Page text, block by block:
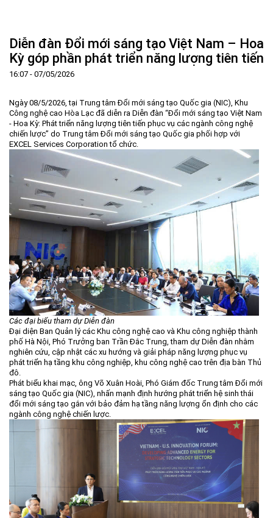
Lịch sử hình thành và phát triển
Tầm nhìn - Sứ mệnh
Cơ cấu tổ chức
Chức năng, nhiệm vụ
Tin tức - sự kiện ▼
Ban Quản lý Khu
Doanh nghiệp
Hợp tác quốc tế
Đào tạo và Nghiên cứu
Cách mạng công nghiệp lần thứ 4
Quy hoạch
Quy hoạch khu chức năng
Vị trí
Cơ sở hạ tầng
Cơ chế ưu đãi đầu tư
Cơ chế Một cửa
Nguồn nhân lực
Nhà đầu tư
Hướng dẫn đầu tư
Trình tự, thủ tục đầu tư
Tiêu chí đầu tư
Lĩnh vực đầu tư
Quản lý và vận hành dự án đầu tư
Văn bản pháp luật ▼
Các thủ tục hành chính
Doanh nghiệp
Đất đai
Đầu tư
Khu CNC Hòa Lạc
Lao động
Môi trường
Quy hoạch - Xây dựng
Ưu đãi đầu tư
Công nghệ và Sản phẩm
Văn bản khác
Thông báo
Thông báo chung
Tuyển dụng
Công khai ngân sách
Dữ liệu mở
FAQs
Liên hệ - Liên kết
Liên kết
Liên hệ
Diễn đàn Đổi mới sáng tạo Việt Nam – Hoa
Kỳ góp phần phát triển năng lượng tiên tiến
16:07 - 07/05/2026
Ngày 08/5/2026, tại Trung tâm Đổi mới sáng tạo Quốc gia (NIC), Khu
Công nghệ cao Hòa Lạc đã diễn ra Diễn đàn “Đổi mới sáng tạo Việt Nam
- Hoa Kỳ: Phát triển năng lượng tiên tiến phục vụ các ngành công nghệ
chiến lược” do Trung tâm Đổi mới sáng tạo Quốc gia phối hợp với
EXCEL Services Corporation tổ chức.
Các đại biểu tham dự Diễn đàn
Đại diện Ban Quản lý các Khu công nghệ cao và Khu công nghiệp thành
phố Hà Nội, Phó Trưởng ban Trần Đắc Trung, tham dự Diễn đàn nhằm
nghiên cứu, cập nhật các xu hướng và giải pháp năng lượng phục vụ
phát triển hạ tầng khu công nghiệp, khu công nghệ cao trên địa bàn Thủ
đô.
Phát biểu khai mạc, ông Võ Xuân Hoài, Phó Giám đốc Trung tâm Đổi mới
sáng tạo Quốc gia (NIC), nhấn mạnh định hướng phát triển hệ sinh thái
đổi mới sáng tạo gắn với bảo đảm hạ tầng năng lượng ổn định cho các
ngành công nghệ chiến lược.